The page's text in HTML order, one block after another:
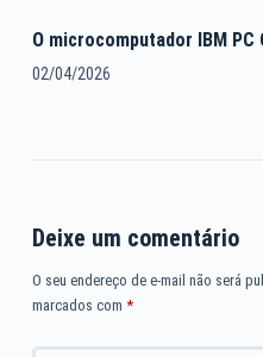
O microcomputador IBM
02/04/2026
Deixe um comentário
O seu endereço de e-mail não será
marcados com *